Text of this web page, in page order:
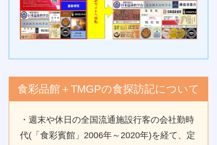
食彩品館＋TMGPの食探訪記について
・週末や休日の全国流通施設行客の会社勤時
代(「食彩賓館」2006年～2020年)を経て、定